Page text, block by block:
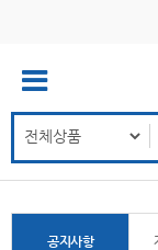
공지사항